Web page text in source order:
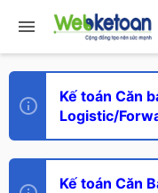
Kế toán Căn
Logistic/
Kế toán Căn